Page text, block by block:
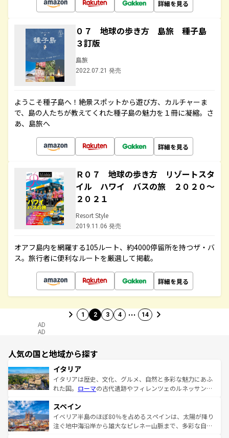
詳細を見る
０７ 地球の歩き方 島旅 種子島
３訂版
島旅
2022.07.21 発売
ようこそ種子島へ！絶景スポットから遊び方、カルチャーま
で、島の人たちが教えてくれた種子島の魅力を１冊に凝縮。さ
あ、島旅へ
詳細を見る
Ｒ０７ 地球の歩き方 リゾートスタ
イル ハワイ バスの旅 ２０２０～
２０２１
Resort Style
2019.11.06 発売
オアフ島内を網羅する105ルート、約4000停留所を持つザ・バ
ス。旅行者に便利なルートを厳選して掲載。
詳細を見る
1 2 3 4 … 14
AD
AD
人気の国と地域から探す
イタリア
イタリアは歴史、文化、グルメ、自然と多彩な魅力にあふ
れた国。 ローマの古代遺跡やフィレンツェのルネッサンス
ろん、トスカーナの美しい田園風景やアマルフィ海岸の絶
景など、自然景観も見逃せない。観光の合間には、本場の
ピザやパスタなど、絶品のイタリア料理を堪能することも
スペイン
イベリア半島のほぼ80％を占めるスペインは、太陽が降り
注ぐ地中海沿岸から雄大なピレネー山脈まで、多彩な自然